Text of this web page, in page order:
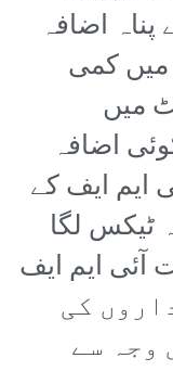
اضافہ
میں کمی
میں
اضافہ
ایم ایف کے
ٹیکس لگا
ایم ایف
اداروں کی
وجہ سے